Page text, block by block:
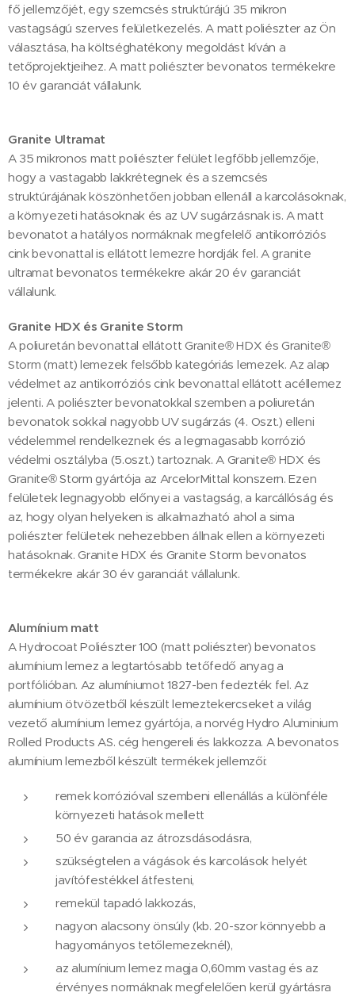
fő jellemzőjét, egy szemcsés struktúrájú 35 mikron
vastagságú szerves felületkezelés. A matt poliészter az Ön
választása, ha költséghatékony megoldást kíván a
tetőprojektjeihez. A matt poliészter bevonatos termékekre
10 év garanciát vállalunk.
Granite Ultramat
A 35 mikronos matt poliészter felület legfőbb jellemzője,
hogy a vastagabb lakkrétegnek és a szemcsés
struktúrájának köszönhetően jobban ellenáll a karcolásoknak,
a környezeti hatásoknak és az UV sugárzásnak is. A matt
bevonatot a hatályos normáknak megfelelő antikorróziós
cink bevonattal is ellátott lemezre hordják fel. A granite
ultramat bevonatos termékekre akár 20 év garanciát
vállalunk.
Granite HDX és Granite Storm
A poliuretán bevonattal ellátott Granite® HDX és Granite®
Storm (matt) lemezek felsőbb kategóriás lemezek. Az alap
védelmet az antikorróziós cink bevonattal ellátott acéllemez
jelenti. A poliészter bevonatokkal szemben a poliuretán
bevonatok sokkal nagyobb UV sugárzás (4. Oszt.) elleni
védelemmel rendelkeznek és a legmagasabb korrózió
védelmi osztályba (5.oszt.) tartoznak. A Granite® HDX és
Granite® Storm gyártója az ArcelorMittal konszern. Ezen
felületek legnagyobb előnyei a vastagság, a karcállóság és
az, hogy olyan helyeken is alkalmazható ahol a sima
poliészter felületek nehezebben állnak ellen a környezeti
hatásoknak. Granite HDX és Granite Storm bevonatos
termékekre akár 30 év garanciát vállalunk.
Alumínium matt
A Hydrocoat Poliészter 100 (matt poliészter) bevonatos
alumínium lemez a legtartósabb tetőfedő anyag a
portfólióban. Az alumíniumot 1827-ben fedezték fel. Az
alumínium ötvözetből készült lemeztekercseket a világ
vezető alumínium lemez gyártója, a norvég Hydro Aluminium
Rolled Products AS. cég hengereli és lakkozza. A bevonatos
alumínium lemezből készült termékek jellemzői:
remek korrózióval szembeni ellenállás a különféle
környezeti hatások mellett
50 év garancia az átrozsdásodásra,
szükségtelen a vágások és karcolások helyét
javítófestékkel átfesteni,
remekül tapadó lakkozás,
nagyon alacsony önsúly (kb. 20-szor könnyebb a
hagyományos tetőlemezeknél),
az alumínium lemez magja 0,60mm vastag és az
érvényes normáknak megfelelően kerül gyártásra